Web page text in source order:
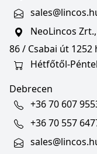
NeoLincos
86 / Csabai út 1252
Hétfőtől-
Debrecen
+36 70 607
+36 70 557